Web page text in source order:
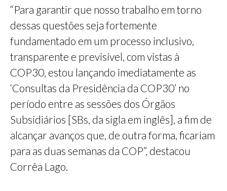
“Para garantir que nosso trabalho em torno
dessas questões seja fortemente
fundamentado em um processo inclusivo,
transparente e previsível, com vistas à
COP30, estou lançando imediatamente as
‘Consultas da Presidência da COP30’ no
período entre as sessões dos Órgãos
Subsidiários [SBs, da sigla em inglês], a fim de
alcançar avanços que, de outra forma, ficariam
para as duas semanas da COP”, destacou
Corrêa Lago.